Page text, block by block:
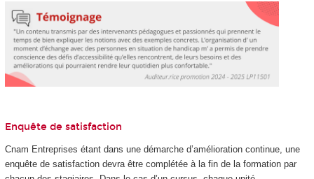
Enquête de satisfaction
Cnam Entreprises étant dans une démarche d’amélioration continue, une
enquête de satisfaction devra être complétée à la fin de la formation par